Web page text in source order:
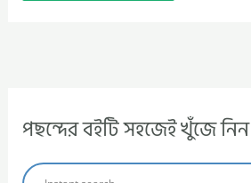
পছন্দের বইটি সহজেই খুঁজে নিন